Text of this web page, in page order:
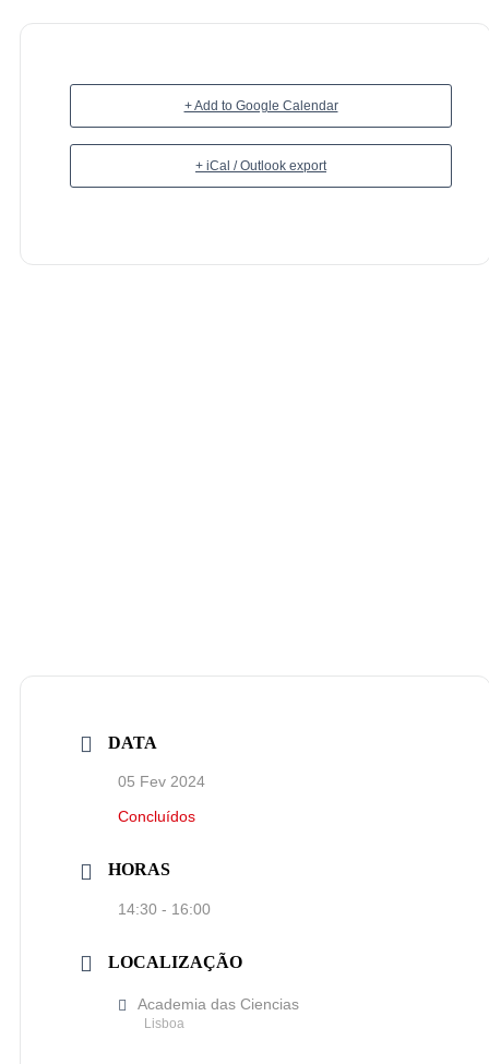
+ Add to Google Calendar
+ iCal / Outlook export
DATA
05 Fev 2024
Concluídos
HORAS
14:30 - 16:00
LOCALIZAÇÃO
Academia das Ciencias
Lisboa